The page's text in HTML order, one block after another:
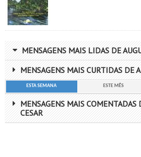
MENSAGENS MAIS LIDAS DE
MENSAGENS MAIS CURTIDAS DE
ESTA SEMANA ESTE MÊS
MENSAGENS MAIS COMENTADAS
CESAR